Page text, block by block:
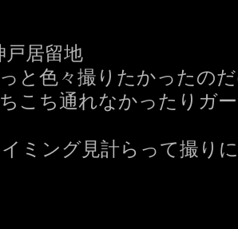
戸居留地
と色々撮りたかったの
こち通れなかったりガ
ミング見計らって撮り